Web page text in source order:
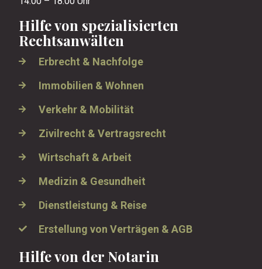
Hilfe von spezialisierten
Rechtsanwälten
Erbrecht & Nachfolge
Immobilien & Wohnen
Verkehr & Mobilität
Zivilrecht & Vertragsrecht
Wirtschaft & Arbeit
Medizin & Gesundheit
Dienstleistung & Reise
Erstellung von Verträgen & AGB
Hilfe von der Notarin